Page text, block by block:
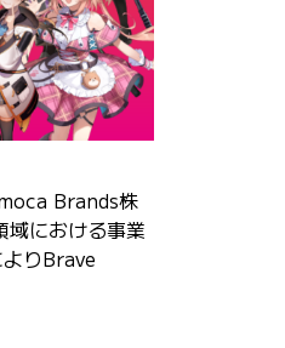
Brands株
における事業
りBrave